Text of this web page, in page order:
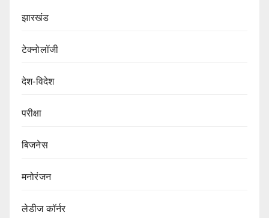
झारखंड
टेक्नोलॉजी
देश-विदेश
परीक्षा
बिजनेस
मनोरंजन
लेडीज कॉर्नर